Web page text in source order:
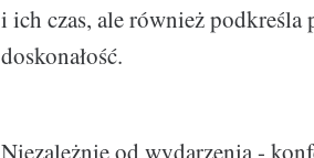
i ich czas, ale również
doskonałość.
Niezależnie od wydarzenia -